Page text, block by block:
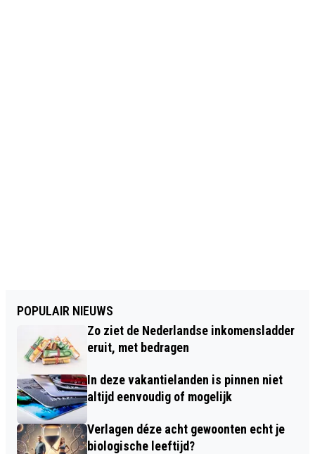
POPULAIR NIEUWS
Zo ziet de Nederlandse inkomensladder
eruit, met bedragen
In deze vakantielanden is pinnen niet
altijd eenvoudig of mogelijk
Verlagen déze acht gewoonten echt je
biologische leeftijd?